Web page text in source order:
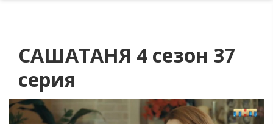
САШАТАНЯ 4 сезон 37
серия